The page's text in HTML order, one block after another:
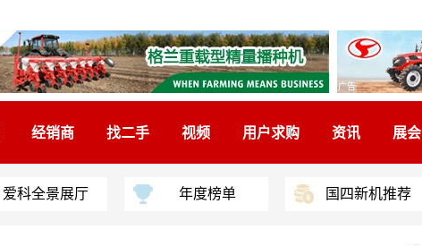
广告
经销商 找二手 视频 用户求购 资讯 展会
爱科全景展厅 年度榜单 国四新机推荐